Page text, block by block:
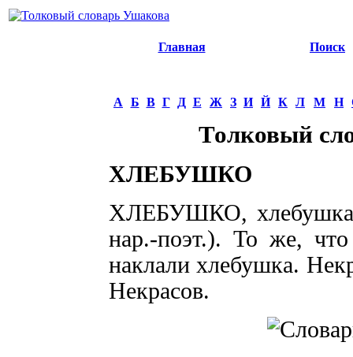
Главная Поиск
А Б В Г Д Е Ж З И Й К Л М Н
Толковый
ХЛЕБУШКО
ХЛЕБУШКО, хлебушка,
нар.-поэт.). То же,
наклали хлебушка.
Некрасов.